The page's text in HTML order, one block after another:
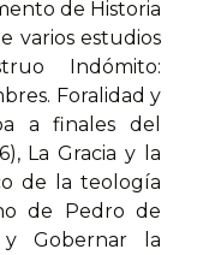
de Historia
varios estudios
Indómito:
Foralidad y
a finales del
La Gracia y la
de la teología
de Pedro de
y Gobernar la